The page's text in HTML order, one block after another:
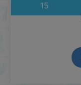
15